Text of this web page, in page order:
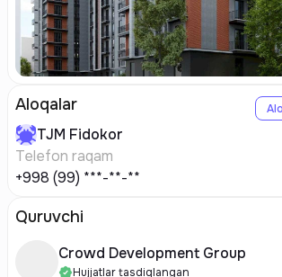
Aloqalar
TJM Fidokor
Telefon raqam
+998 (99) ***-**-**
Quruvchi
Crowd Development Group
Hujjatlar tasdiqlangan